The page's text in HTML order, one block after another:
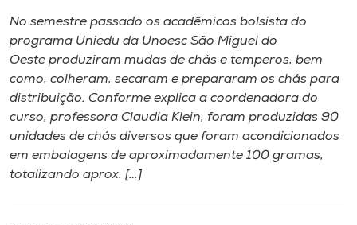
A
Unoesc
Internacionalização
I.nova
No semestre passado os acadêmicos bolsista do
programa Uniedu da Unoesc São Miguel do
Oeste produziram mudas de chás e temperos, bem
como, colheram, secaram e prepararam os chás para
distribuição. Conforme explica a coordenadora do
curso, professora Claudia Klein, foram produzidas 90
unidades de chás diversos que foram acondicionados
em embalagens de aproximadamente 100 gramas,
totalizando aprox. […]